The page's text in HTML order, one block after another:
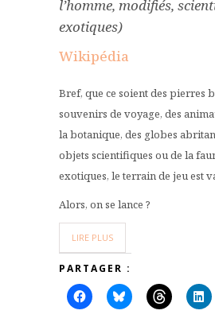
l’homme, modifiés,
exotiques)
Wikipédia
Bref, que ce soient des pierres
souvenirs de voyage, des
la botanique, des globes
objets scientifiques ou de la
exotiques, le terrain de jeu est
Alors, on se lance ?
LIRE PLUS
PARTAGER :